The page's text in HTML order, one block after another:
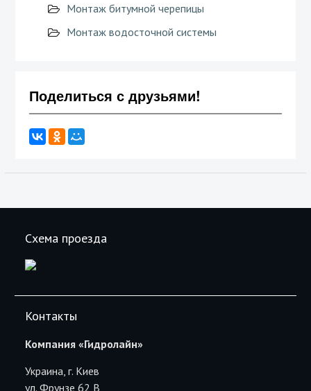
Монтаж битумной черепицы
Монтаж водосточной системы
Поделиться с друзьями!
Схема проезда
Контакты
Компания «Гидролайн»
Украина, г. Киев
ул. Фрунзе 62 В